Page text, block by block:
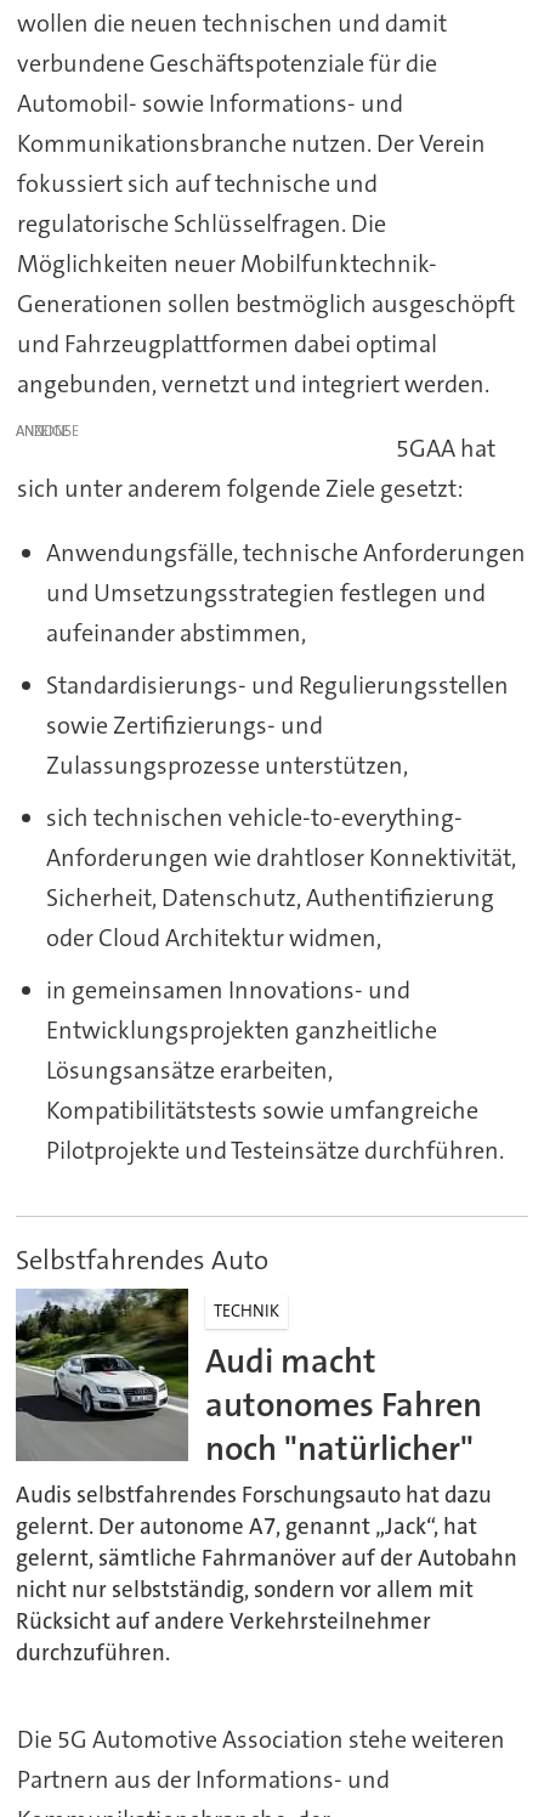
wollen die neuen technischen und damit
verbundene Geschäftspotenziale für die
Automobil- sowie Informations- und
Kommunikationsbranche nutzen. Der Verein
fokussiert sich auf technische und
regulatorische Schlüsselfragen. Die
Möglichkeiten neuer Mobilfunktechnik-
Generationen sollen bestmöglich ausgeschöpft
und Fahrzeugplattformen dabei optimal
angebunden, vernetzt und integriert werden.
ANZEIGE
5GAA hat
sich unter anderem folgende Ziele gesetzt:
Anwendungsfälle, technische Anforderungen
und Umsetzungsstrategien festlegen und
aufeinander abstimmen,
Standardisierungs- und Regulierungsstellen
sowie Zertifizierungs- und
Zulassungsprozesse unterstützen,
sich technischen vehicle-to-everything-
Anforderungen wie drahtloser Konnektivität,
Sicherheit, Datenschutz, Authentifizierung
oder Cloud Architektur widmen,
in gemeinsamen Innovations- und
Entwicklungsprojekten ganzheitliche
Lösungsansätze erarbeiten,
Kompatibilitätstests sowie umfangreiche
Pilotprojekte und Testeinsätze durchführen.
Selbstfahrendes Auto
TECHNIK
Audi macht
autonomes Fahren
noch "natürlicher"
Audis selbstfahrendes Forschungsauto hat dazu
gelernt. Der autonome A7, genannt „Jack“, hat
gelernt, sämtliche Fahrmanöver auf der Autobahn
nicht nur selbstständig, sondern vor allem mit
Rücksicht auf andere Verkehrsteilnehmer
durchzuführen.
Die 5G Automotive Association stehe weiteren
Partnern aus der Informations- und